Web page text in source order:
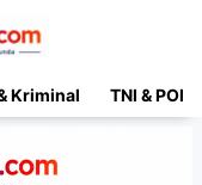
Kriminal TNI &